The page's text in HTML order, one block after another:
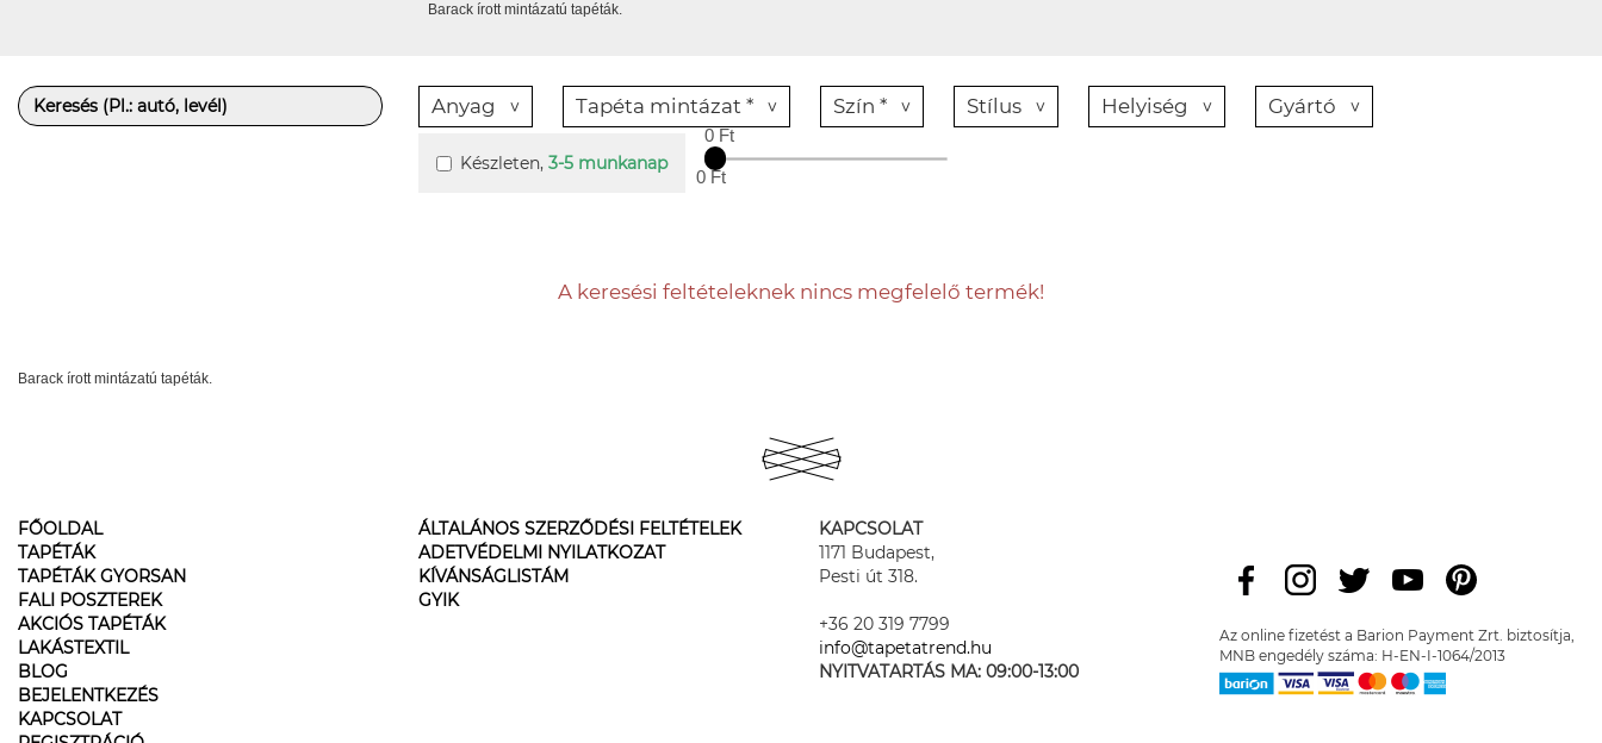
Barack írott mintázatú tapéták.
Anyag Tapéta mintázat * Szín * Stílus Helyiség Gyártó
Készleten, 3-5 munkanap
0 Ft
0 Ft
A keresési feltételeknek nincs megfelelő termék!
Barack írott mintázatú tapéták.
FŐOLDAL
TAPÉTÁK
TAPÉTÁK GYORSAN
FALI POSZTEREK
AKCIÓS TAPÉTÁK
LAKÁSTEXTIL
BLOG
BEJELENTKEZÉS
KAPCSOLAT
ÁLTALÁNOS SZERZŐDÉSI FELTÉTELEK
ADETVÉDELMI NYILATKOZAT
KÍVÁNSÁGLISTÁM
GYIK
KAPCSOLAT
1171 Budapest,
Pesti út 318.
+36 20 319 7799
info@tapetatrend.hu
NYITVATARTÁS MA: 09:00-13:00
Az online fizetést a Barion Payment Zrt. biztosítja,
MNB engedély száma: H-EN-I-1064/2013